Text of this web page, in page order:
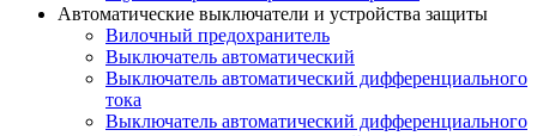
Автоматические выключатели и устройства защиты
Вилочный предохранитель
Выключатель автоматический
Выключатель автоматический дифференциального
тока
Выключатель автоматический дифференциального